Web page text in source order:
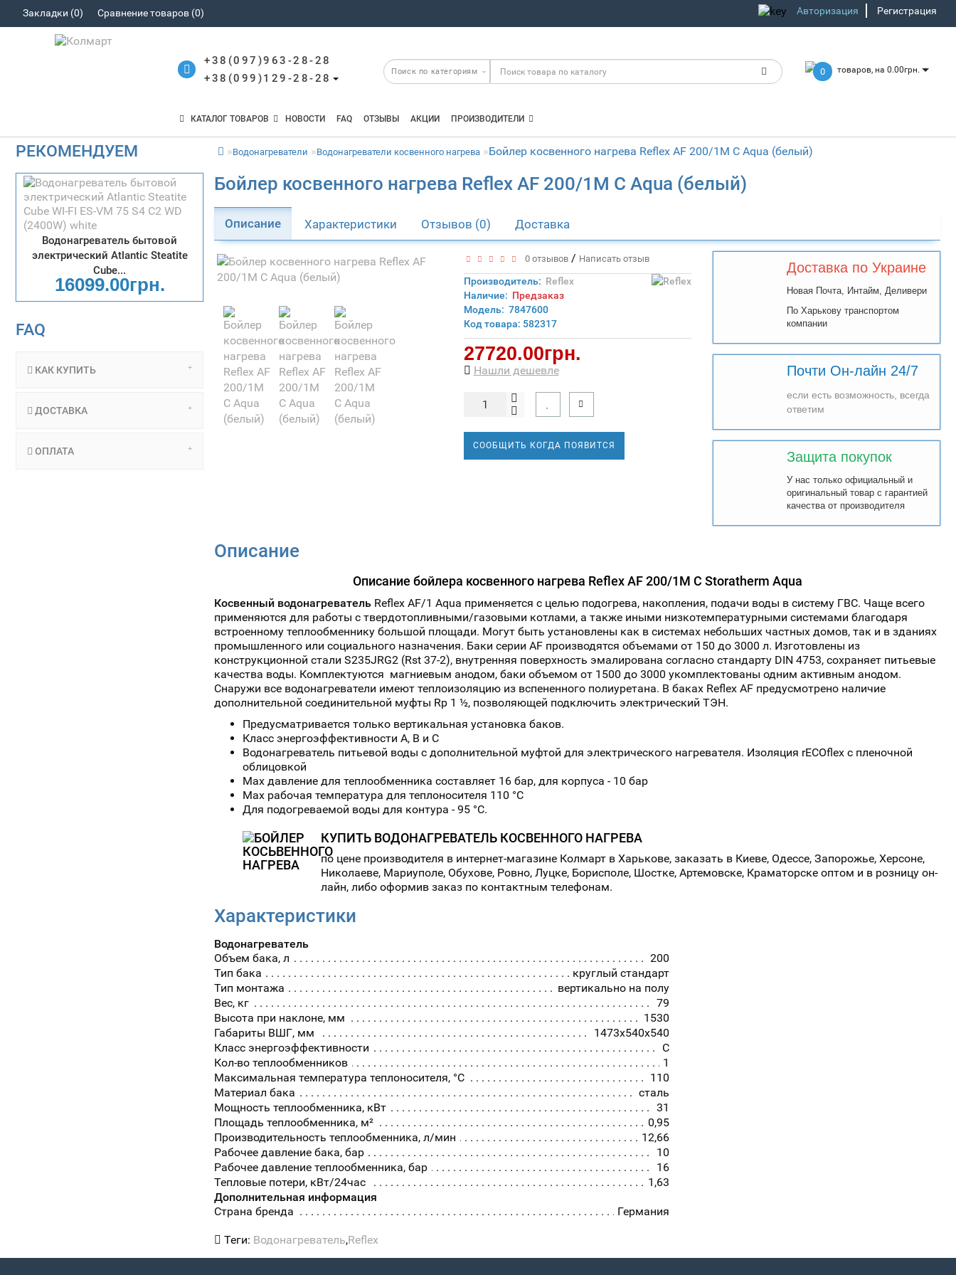
Закладки (0) Сравнение товаров (0) Авторизация Регистрация
+38(097)963-28-28
+38(099)129-28-28
КАТАЛОГ ТОВАРОВ НОВОСТИ FAQ ОТЗЫВЫ АКЦИИ ПРОИЗВОДИТЕЛИ
0 товаров, на 0.00грн.
РЕКОМЕНДУЕМ
Водонагреватель бытовой
электрический Atlantic Steatite
Cube...
16099.00грн.
FAQ
КАК КУПИТЬ
ДОСТАВКА
ОПЛАТА
Водонагреватели Водонагреватели косвенного нагрева Бойлер косвенного нагрева Reflex AF 200/1M С Aqua (белый)
Бойлер косвенного нагрева Reflex AF 200/1M С Aqua (белый)
Описание Характеристики Отзывов (0) Доставка
0 отзывов / Написать отзыв
Производитель: Reflex
Наличие: Предзаказ
Модель: 7847600
Код товара: 582317
27720.00грн.
Нашли дешевле
СООБЩИТЬ КОГДА ПОЯВИТСЯ
Доставка по Украине
Новая Почта, Интайм, Деливери
По Харькову транспортом
компании
Почти Он-лайн 24/7
если есть возможность, всегда
ответим
Защита покупок
У нас только официальный и
оригинальный товар с гарантией
качества от производителя
Описание
Описание бойлера косвенного нагрева Reflex AF 200/1M С Storatherm Aqua
Косвенный водонагреватель Reflex AF/1 Aqua применяется с целью подогрева, накопления, подачи воды в систему ГВС. Чаще всего
применяются для работы с твердотопливными/газовыми котлами, а также иными низкотемпературными системами благодаря
встроенному теплообменнику большой площади. Могут быть установлены как в системах небольших частных домов, так и в зданиях
промышленного или социального назначения. Баки серии AF производятся объемами от 150 до 3000 л. Изготовлены из
конструкционной стали S235JRG2 (Rst 37-2), внутренняя поверхность эмалирована согласно стандарту DIN 4753, сохраняет питьевые
качества воды. Комплектуются магниевым анодом, баки объемом от 1500 до 3000 укомплектованы одним активным анодом.
Снаружи все водонагреватели имеют теплоизоляцию из вспененного полиуретана. В баках Reflex AF предусмотрено наличие
дополнительной соединительной муфты Rp 1 ½, позволяющей подключить электрический ТЭН.
Предусматривается только вертикальная установка баков.
Класс энергоэффективности A, B и С
Водонагреватель питьевой воды с дополнительной муфтой для электрического нагревателя. Изоляция rECOflex с пленочной
облицовкой
Max давление для теплообменника составляет 16 бар, для корпуса - 10 бар
Max рабочая температура для теплоносителя 110 °С
Для подогреваемой воды для контура - 95 °С.
КУПИТЬ ВОДОНАГРЕВАТЕЛЬ КОСВЕННОГО НАГРЕВА
по цене производителя в интернет-магазине Колмарт в Харькове, заказать в Киеве, Одессе, Запорожье, Херсоне,
Николаеве, Мариуполе, Обухове, Ровно, Луцке, Борисполе, Шостке, Артемовске, Краматорске оптом и в розницу он-
лайн, либо оформив заказ по контактным телефонам.
Характеристики
Водонагреватель
Объем бака, л
200
Тип бака
круглый стандарт
Тип монтажа
вертикально на полу
Вес, кг
79
Высота при наклоне, мм
1530
Габариты ВШГ, мм
1473x540x540
Класс энергоэффективности
С
Кол-во теплообменников
1
Максимальная температура теплоносителя, °С
110
Материал бака
сталь
Мощность теплообменника, кВт
31
Площадь теплообменника, м²
0,95
Производительность теплообменника, л/мин
12,66
Рабочее давление бака, бар
10
Рабочее давление теплообменника, бар
16
Тепловые потери, кВт/24час
1,63
Дополнительная информация
Страна бренда
Германия
Теги: Водонагреватель,Reflex